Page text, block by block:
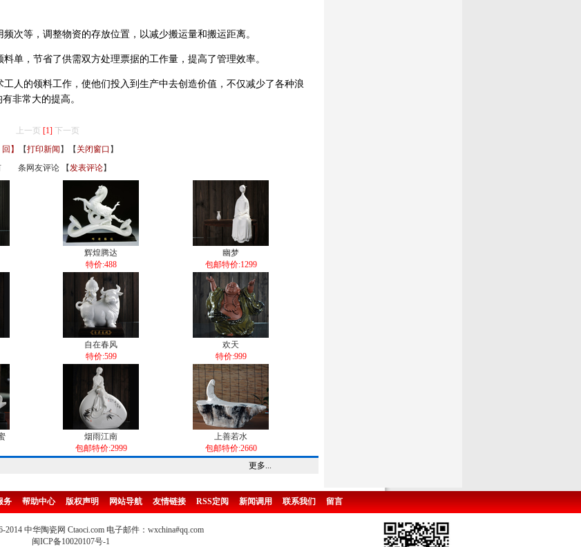
次等，调整物资的存放位置，以减少搬运量和搬运距离。
单，节省了供需双方处理票据的工作量，提高了管理效率。
人的领料工作，使他们投入到生产中去创造价值，不仅减少了各种浪
非常大的提高。
上一页 [1] 下一页
】
【打印新闻 】【 关闭窗口 】
条网友评论 【发表评论】
辉煌腾达
特价:488
幽梦
包邮特价:1299
自在春风
特价:599
欢天
特价:999
烟雨江南
包邮特价:2999
上善若水
包邮特价:2660
更多...
务 帮助中心 版权声明 网站导航 友情链接 RSS定阅 新闻调用 联系我们 留言
2014 中华陶瓷网 Ctaoci.com 电子邮件：wxchina#qq.com
闽ICP备10020107号-1